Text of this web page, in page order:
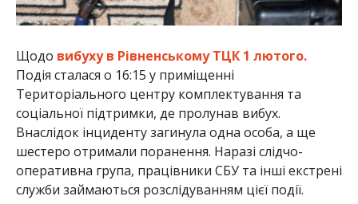
Щодо вибуху в Рівненському ТЦК 1 лютого.
Подія сталася о 16:15 у приміщенні
Територіального центру комплектування та
соціальної підтримки, де пролунав вибух.
Внаслідок інциденту загинула одна особа, а ще
шестеро отримали поранення. Наразі слідчо-
оперативна група, працівники СБУ та інші екстрені
служби займаються розслідуванням цієї події.